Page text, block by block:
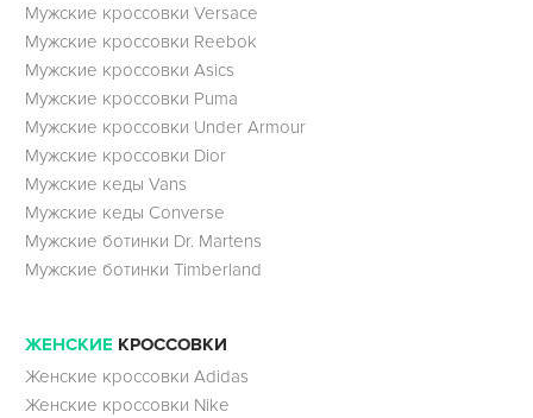
Мужские кроссовки Versace
Мужские кроссовки Reebok
Мужские кроссовки Asics
Мужские кроссовки Puma
Мужские кроссовки Under Armour
Мужские кроссовки Dior
Мужские кеды Vans
Мужские кеды Converse
Мужские ботинки Dr. Martens
Мужские ботинки Timberland
ЖЕНСКИЕ КРОССОВКИ
Женские кроссовки Adidas
Женские кроссовки Nike